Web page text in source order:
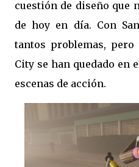
cuestión de diseño que
de hoy en día. Con
tantos problemas, pero
City se han quedado en
escenas de acción.